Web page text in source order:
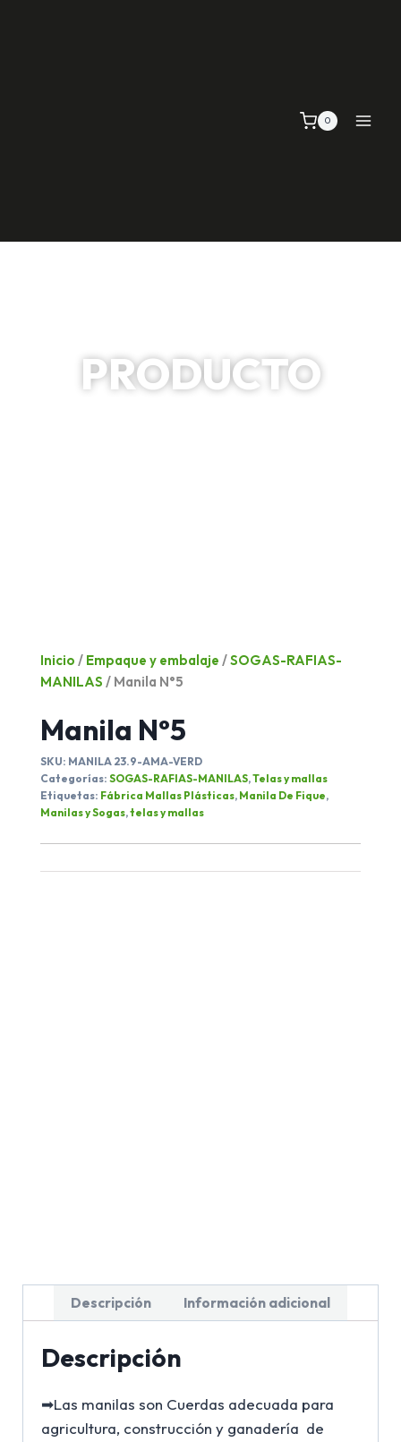
0
PRODUCTO
Inicio / Empaque y embalaje /SOGAS-RAFIAS-
MANILAS / Manila N°5
Manila N°5
SKU: MANILA 23.9-AMA-VERD
Categorías: SOGAS-RAFIAS-MANILAS,Telas y mallas
Etiquetas: Fábrica Mallas Plásticas, Manila De Fique,
Manilas y Sogas,telas y mallas
Descripción Información adicional
Descripción
➡Las manilas son Cuerdas adecuada para
agricultura, construcción y ganadería de